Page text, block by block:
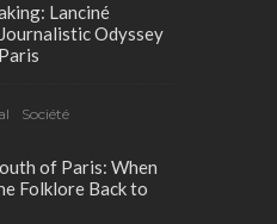
Lanciné
Odyssey
Société
of Paris: When
Folklore Back to